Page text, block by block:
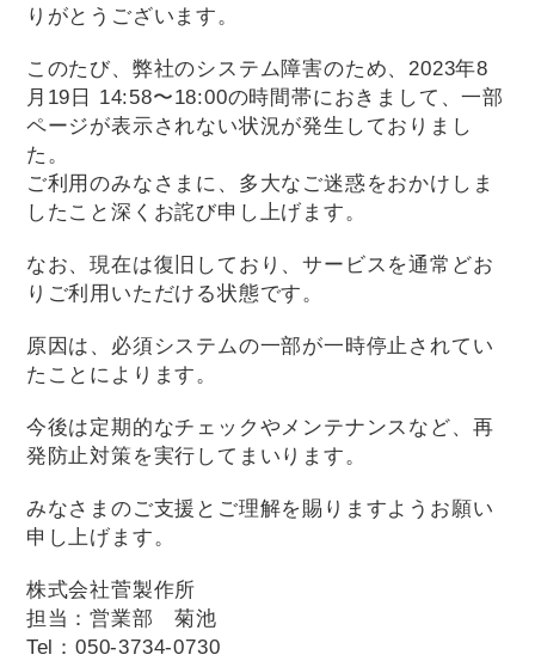
りがとうございます。
このたび、弊社のシステム障害のため、2023年8
月19日 14:58〜18:00の時間帯におきまして、一部
ページが表示されない状況が発生しておりまし
た。
ご利用のみなさまに、多大なご迷惑をおかけしま
したこと深くお詫び申し上げます。
なお、現在は復旧しており、サービスを通常どお
りご利用いただける状態です。
原因は、必須システムの一部が一時停止されてい
たことによります。
今後は定期的なチェックやメンテナンスなど、再
発防止対策を実行してまいります。
みなさまのご支援とご理解を賜りますようお願い
申し上げます。
株式会社菅製作所
担当：営業部 菊池
Tel：050-3734-0730